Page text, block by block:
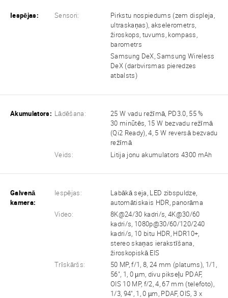
Iespējas: Sensori:
Pirkstu nospiedums (zem displeja,
ultraskaņas), akselerometrs,
žiroskops, tuvums, kompass,
barometrs
Samsung DeX, Samsung Wireless
DeX (darbvirsmas pieredzes
atbalsts)
Akumulators: Lādēšana:
25 W vadu režīmā, PD3.0, 55 %
30 minūtēs, 15 W bezvadu režīmā
(Qi2 Ready), 4, 5 W reversā bezvadu
režīmā
Veids:
Litija jonu akumulators 4300 mAh
Galvenā
kamera:
Iespējas:
Labākā seja, LED zibspuldze,
automātiskais HDR, panorāma
Video:
8K@24/30 kadri/s, 4K@30/60
kadri/s, 1080p@30/60/120/240
kadri/s, 10 bitu HDR, HDR10+,
stereo skaņas ierakstīšana,
žiroskopiskā EIS
Trīskāršs:
50 MP, f/1, 8, 24 mm (platums), 1/1,
56", 1, 0 µm, divu pikseļu PDAF,
OIS 10 MP, f/2, 4, 67 mm (telefoto),
1/3, 94", 1, 0 µm, PDAF, OIS, 3 x